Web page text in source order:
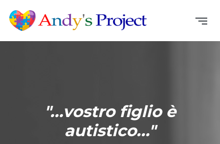
"...vostro figlio è
autistico..."